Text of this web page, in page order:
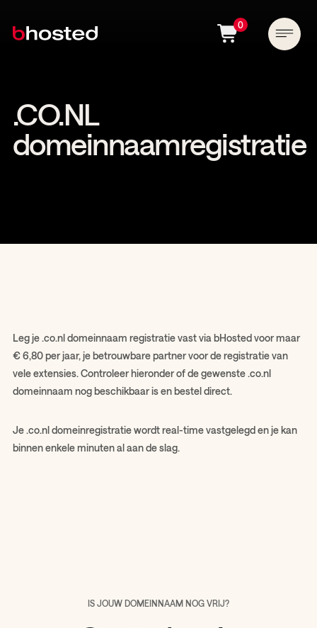
0
.CO.NL
domeinnaamregistratie
Leg je .co.nl domeinnaam registratie vast via bHosted voor maar
€ 6,80 per jaar, je betrouwbare partner voor de registratie van
vele extensies. Controleer hieronder of de gewenste .co.nl
domeinnaam nog beschikbaar is en bestel direct.
Je .co.nl domeinregistratie wordt real-time vastgelegd en je kan
binnen enkele minuten al aan de slag.
IS JOUW DOMEINNAAM NOG VRIJ?